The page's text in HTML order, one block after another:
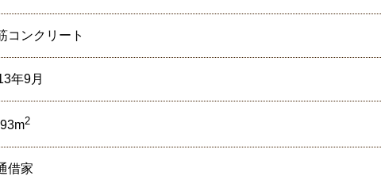
コンクリート
年9月
2
借家